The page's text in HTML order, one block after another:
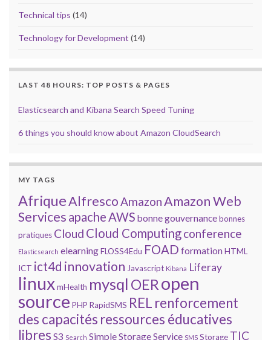
Technical tips (14)
Technology for Development (14)
LAST 48 HOURS: TOP POSTS & PAGES
Elasticsearch and Kibana Search Speed Tuning
6 things you should know about Amazon CloudSearch
MY TAGS
AfriqueAlfrescoAmazonAmazon Web
Services apacheAWS bonne gouvernancebonnes
pratiques Cloud Cloud Computingconference
Elasticsearch elearningFLOSS4Edu FOAD formationHTML
ICT ict4d innovation Javascript Kibana Liferay
linuxmHealth mysql OERopen
source PHP RapidSMS REL renforcement
des capacités ressources éducatives
libres S3 Search Simple Storage Service SMS Storage TIC